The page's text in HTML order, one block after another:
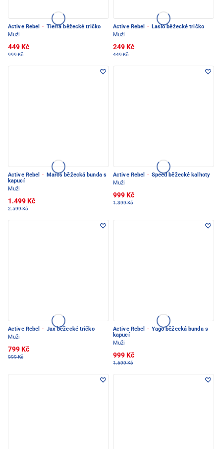
Active Rebel · Tierra běžecké tričko
Muži
449 Kč
999 Kč
Active Rebel ·
Laslo běžecké tričko
Muži
249 Kč
449 Kč
Active Rebel ·
Maros běžecká bunda s
kapucí
Muži
1.499 Kč
2.599 Kč
Active Rebel · Speed běžecké kalhoty
Muži
999 Kč
1.399 Kč
Active Rebel · Jax běžecké tričko
Muži
799 Kč
999 Kč
Active Rebel · Yago běžecká bunda s
kapucí
Muži
999 Kč
1.699 Kč